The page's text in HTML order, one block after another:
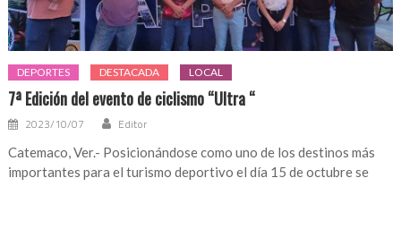
DEPORTES DESTACADA LOCAL
7ª Edición del evento de ciclismo “Ultra “
2023/10/07 Editor
Catemaco, Ver.- Posicionándose como uno de los destinos más
importantes para el turismo deportivo el día 15 de octubre se